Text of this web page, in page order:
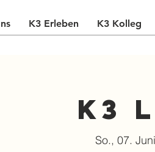
K3 Erleben K3 Kolleg
K3
So., 07. Juni